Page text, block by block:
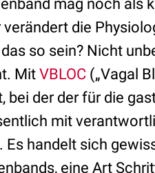
mag noch als
verändert die
so sein? Nicht
MitVBLOC („Vagal
bei der der für die
mit
Es handelt sich
eine Art